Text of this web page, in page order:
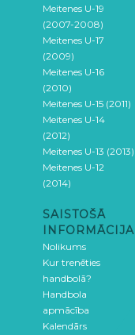
Meitenes U-19
(2007-2008)
Meitenes U-17
(2009)
Meitenes U-16
(2010)
Meitenes U-15 (2011)
Meitenes U-14
(2012)
Meitenes U-13 (2013)
Meitenes U-12
(2014)
SAISTOŠĀ
INFORMĀCIJA
Nolikums
Kur trenēties
handbolā?
Handbola
apmācība
Kalendārs